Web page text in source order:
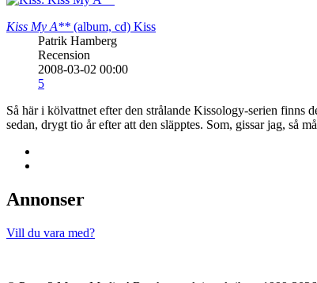
Kiss My A** (album, cd) Kiss
Patrik Hamberg
Recension
2008-03-02 00:00
5
Så här i kölvattnet efter den strålande Kissology-serien finns
sedan, drygt tio år efter att den släpptes. Som, gissar jag, så
Annonser
Vill du vara med?